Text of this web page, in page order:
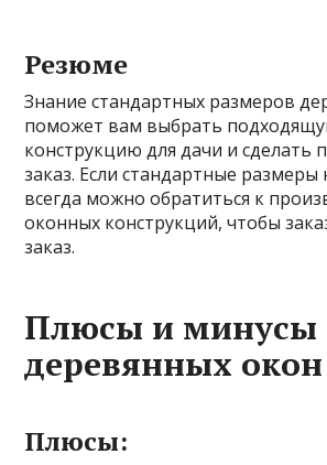
Резюме
Знание стандартных размеров
поможет вам выбрать
конструкцию для дачи и сделать
заказ. Если стандартные размеры
всегда можно обратиться к
оконных конструкций, чтобы
заказ.
Плюсы и минусы
деревянных окон
Плюсы: